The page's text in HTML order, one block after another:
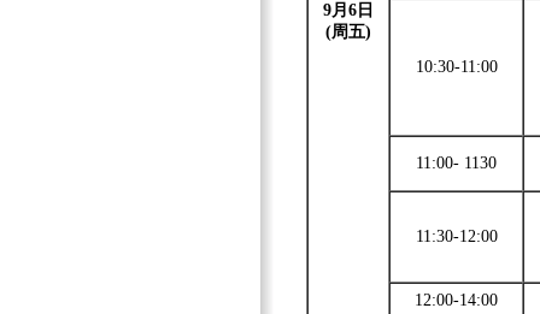
9月6日
(周五)
10:30-11:00
11:00- 1130
11:30-12:00
12:00-14:00